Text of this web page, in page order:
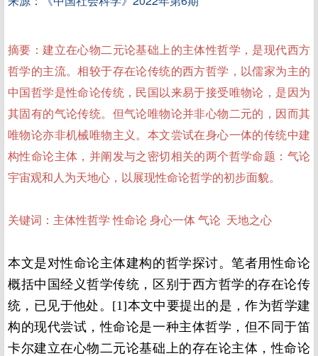
摘要：建立在心物二元论基础上的主体性哲学，是现代西方
哲学的主流。相较于存在论传统的西方哲学，以儒家为主的
中国哲学是性命论传统，民国以来易于接受唯物论，是因为
其固有的气论传统。但气论唯物论并非心物二元的，因而其
唯物论亦非机械唯物主义。本文尝试在身心一体的传统中建
构性命论主体，并阐发与之密切相关的两个哲学命题：气论
宇宙观和人为天地心，以展现性命论哲学的初步面貌。
关键词：主体性哲学 性命论 身心一体 气论 天地之心
本文是对性命论主体建构的哲学探讨。笔者用性命论
概括中国经义哲学传统，区别于西方哲学的存在论传
统，已见于他处。[1]本文中要提出的是，作为哲学建
构的现代尝试，性命论是一种主体哲学，但不同于笛
卡尔建立在心物二元论基础上的存在论主体，性命论